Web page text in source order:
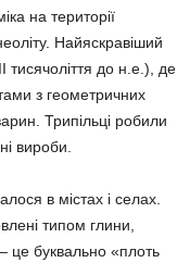
на території
Найяскравіший
тисячоліття до н.е.), де
з геометричних
Трипільці робили
вироби.
в містах і селах.
типом глини,
це буквально «плоть